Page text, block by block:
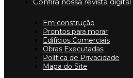
Em construção
Prontos para morar
Edifícios Comerciais
Obras Executadas
Política de Privacidade
Mapa do Site